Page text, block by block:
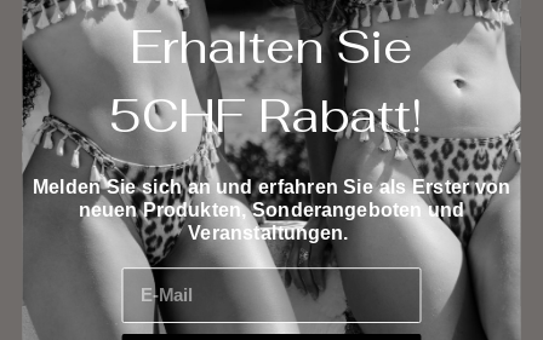
Samsung S21 FE Samsung S21
Samsung S21+ Samsung S21 Ultra
Samsung S21 Plus Samsung S22
Samsung S22+ Huawei P20
Samsung S23 Samsung S23+
Erhalten Sie
5CHF Rabatt!
Melden Sie sich an und erfahren Sie als Erster von
neuen Produkten, Sonderangeboten und
Veranstaltungen.
E-Mail